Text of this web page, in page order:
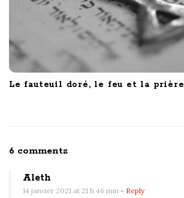
Le fauteuil doré, le feu et la prière
6 commentsO
Aleth
14 janvier 2021 at 21 h 46 min - Reply